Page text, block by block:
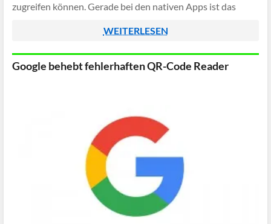
zugreifen können. Gerade bei den nativen Apps ist das
WEITERLESEN
Google behebt fehlerhaften QR-Code Reader